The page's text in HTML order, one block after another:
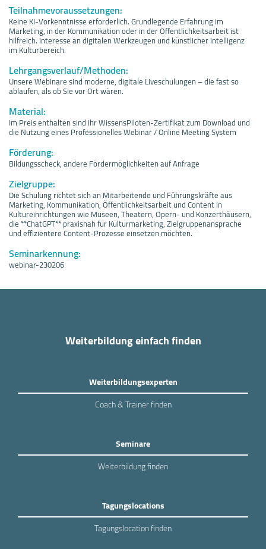
Teilnahmevoraussetzungen:
Keine KI-Vorkenntnisse erforderlich. Grundlegende Erfahrung im
Marketing, in der Kommunikation oder in der Öffentlichkeitsarbeit ist
hilfreich. Interesse an digitalen Werkzeugen und künstlicher Intelligenz
im Kulturbereich.
Lehrgangsverlauf/Methoden:
Unsere Webinare sind moderne, digitale Liveschulungen – die fast so
ablaufen, als ob Sie vor Ort wären.
Material:
Im Preis enthalten sind Ihr WissensPiloten-Zertifikat zum Download und
die Nutzung eines Professionelles Webinar / Online Meeting System
Förderung:
Bildungsscheck, andere Fördermöglichkeiten auf Anfrage
Zielgruppe:
Die Schulung richtet sich an Mitarbeitende und Führungskräfte aus
Marketing, Kommunikation, Öffentlichkeitsarbeit und Content in
Kultureinrichtungen wie Museen, Theatern, Opern- und Konzerthäusern,
die **ChatGPT** praxisnah für Kulturmarketing, Zielgruppenansprache
und effizientere Content-Prozesse einsetzen möchten.
Seminarkennung:
webinar-230206
Weiterbildung einfach finden
Weiterbildungsexperten
Coach & Trainer finden
Seminare
Weiterbildung finden
Tagungslocations
Tagungslocation finden